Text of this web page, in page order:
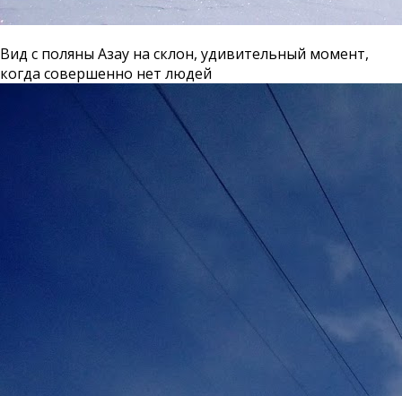
Вид с поляны Азау на склон, удивительный момент,
когда совершенно нет людей